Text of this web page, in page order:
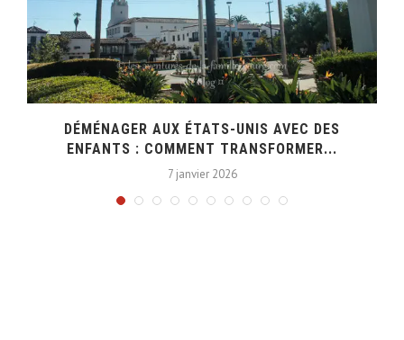
DÉMÉNAGER AUX ÉTATS-UNIS AVEC DES
ENFANTS : COMMENT TRANSFORMER...
7 janvier 2026